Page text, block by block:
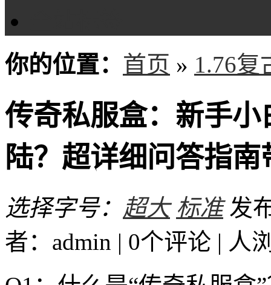
你的位置： 首页 » 1.76复
传奇私服盒：新手
陆？超详细问答指南
选择字号： 超大 标准 发
者：admin | 0个评论 | 人